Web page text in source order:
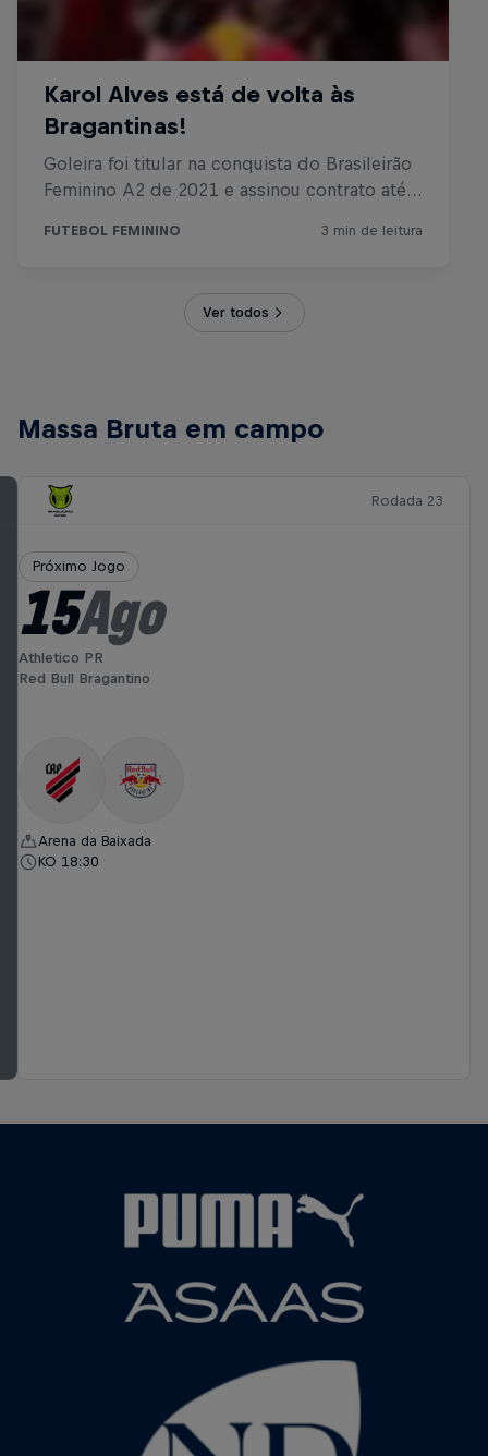
Ver todos
Massa Bruta em campo
Rodada 23
Próximo Jogo
15Ago
Athletico PR
Red Bull Bragantino
Arena da Baixada
KO 18:30